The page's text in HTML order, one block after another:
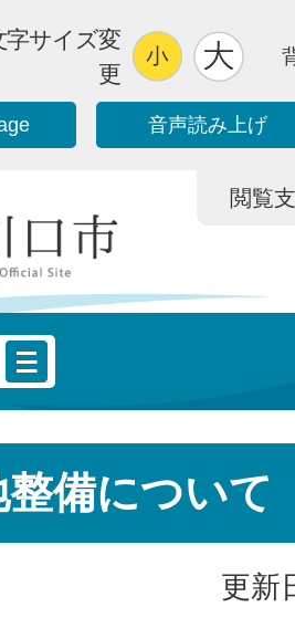
字サイズ変
更
音声読み上げ
閲覧
備について
更新